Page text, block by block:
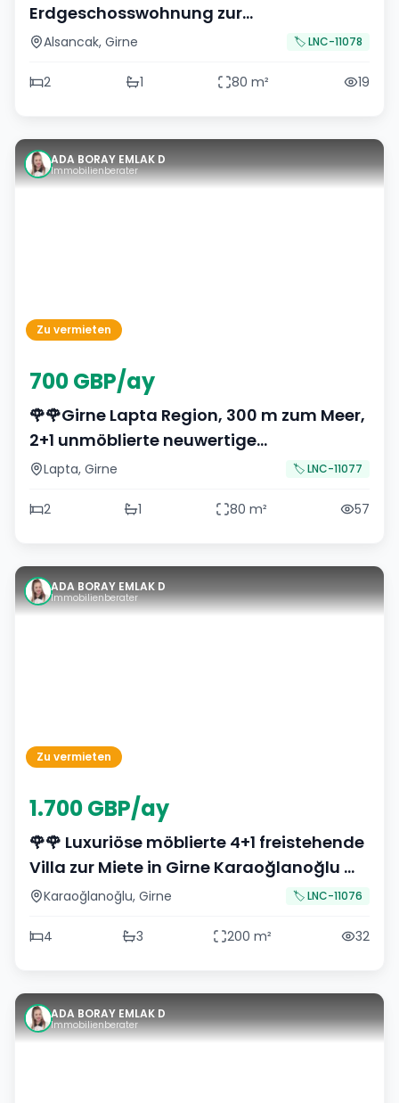
Erdgeschosswohnung zur
Tagesvermietung am Ortseingang von
Alsancak, Girne 🏷️LNC-11078
2 1 80 m² 19
Zu vermieten
ADA BORAY EMLAK D
Immobilienberater
700 GBP/ay
🌹🌹Girne Lapta Region, 300 m zum Meer,
2+1 unmöblierte neuwertige
Mietwohnung🌹🌹
Lapta, Girne 🏷️LNC-11077
2 1 80 m² 57
Zu vermieten
ADA BORAY EMLAK D
Immobilienberater
1.700 GBP/ay
🌹🌹 Luxuriöse möblierte 4+1 freistehende
Villa zur Miete in Girne Karaoğlanoğlu 🌹
🌹Karaoğlanoğlu, Girne 🏷️LNC-11076
4 3 200 m² 32
ADA BORAY EMLAK D
Immobilienberater